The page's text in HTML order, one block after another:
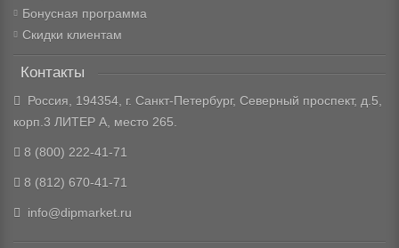
Бонусная программа
Скидки клиентам
Контакты
Россия, 194354, г. Санкт-Петербург, Северный проспект, д.5,
корп.3 ЛИТЕР А, место 265.
8 (800) 222-41-71
8 (812) 670-41-71
info@dipmarket.ru